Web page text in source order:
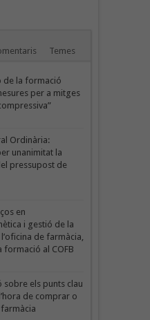
Temes
de la formació
per a mitges
Ordinària:
unanimitat la
pressupost de
en
i gestió de la
de farmàcia,
formació al COFB
sobre els punts clau
de comprar o